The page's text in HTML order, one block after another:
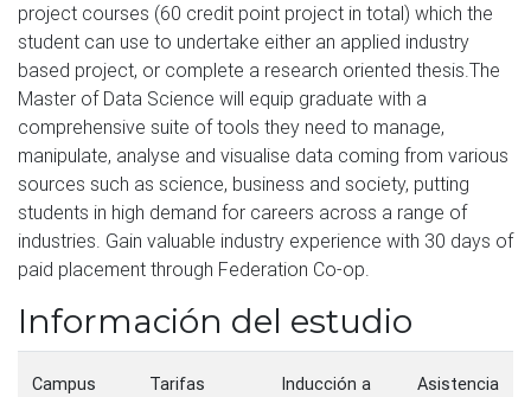
project courses (60 credit point project in total) which the
student can use to undertake either an applied industry
based project, or complete a research oriented thesis.The
Master of Data Science will equip graduate with a
comprehensive suite of tools they need to manage,
manipulate, analyse and visualise data coming from various
sources such as science, business and society, putting
students in high demand for careers across a range of
industries. Gain valuable industry experience with 30 days of
paid placement through Federation Co-op.
Información del estudio
Campus Tarifas
Inducción a
Asistencia